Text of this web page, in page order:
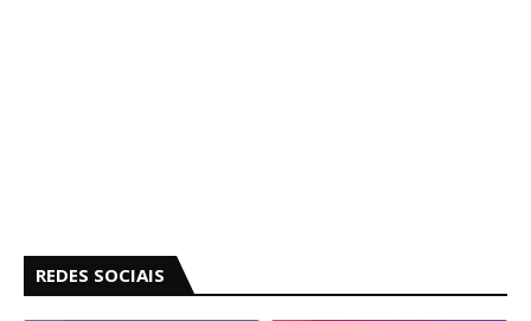
REDES SOCIAIS